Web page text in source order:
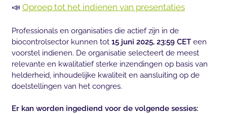
📣 Oproep tot het indienen van presentaties
Professionals en organisaties die actief zijn in de
biocontrolsector kunnen tot 15 juni 2025, 23:59 CETeen
voorstel indienen. De organisatie selecteert de meest
relevante en kwalitatief sterke inzendingen op basis van
helderheid, inhoudelijke kwaliteit en aansluiting op de
doelstellingen van het congres.
Er kan worden ingediend voor de volgende sessies: